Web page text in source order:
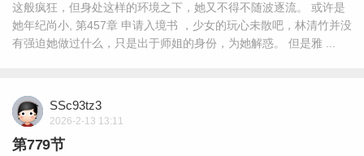
这般疯狂，但身处这样的环境之下，她又不得不随波逐流。 或许是
她年纪尚小, 第457章 申请入境书 ，少女的玩心未散吧，林清竹并没
有强迫她做过什么，只是出于师姐的身份，为她解惑。 但是雅 ...
SSc93tz3
2026-2-13 13:11
第779节